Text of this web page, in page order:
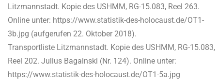
Litzmannstadt. Kopie des USHMM, RG-15.083, Reel 263.
Online unter: https://www.statistik-des-holocaust.de/OT1-
3b.jpg (aufgerufen 22. Oktober 2018).
Transportliste Litzmannstadt. Kopie des USHMM, RG-15.083,
Reel 202. Julius Bagainski (Nr. 124). Online unter:
https://www.statistik-des-holocaust.de/OT1-5a.jpg